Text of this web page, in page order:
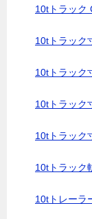
10tトラック
10tトラック
10tトラック
10tトラック
10tトラック
10tトラック
10tトレーラ